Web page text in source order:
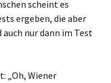
scheint es
ergeben, die aber
nur dann im Test
„Oh, Wiener